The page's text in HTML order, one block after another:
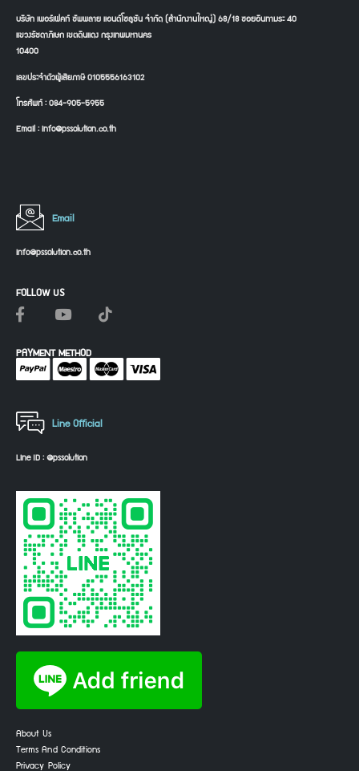
บริษัท เพอร์เฟคท์ ซัพพลาย แอนด์โซลูชัน จำกัด (สำนักงานใหญ่) 68/18 ซอยอินทามระ 40
แขวงรัชดาภิเษก เขตดินแดง กรุงเทพมหานคร
10400
เลขประจำตัวผู้เสียภาษี 0105556163102
โทรศัพท์ : 084-905-5955
Email : info@pssolution.co.th
Line Official
Line ID : @pssolution
About Us
Terms And Conditions
Privacy Policy
Email
info@pssolution.co.th
FOLLOW US
PAYMENT METHOD